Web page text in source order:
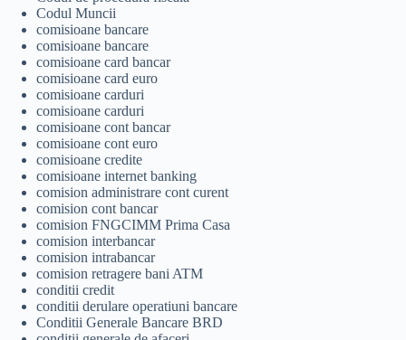
Codul Muncii
comisioane bancare
comisioane bancare
comisioane card bancar
comisioane card euro
comisioane carduri
comisioane carduri
comisioane cont bancar
comisioane cont euro
comisioane credite
comisioane internet banking
comision administrare cont curent
comision cont bancar
comision FNGCIMM Prima Casa
comision interbancar
comision intrabancar
comision retragere bani ATM
conditii credit
conditii derulare operatiuni bancare
Conditii Generale Bancare BRD